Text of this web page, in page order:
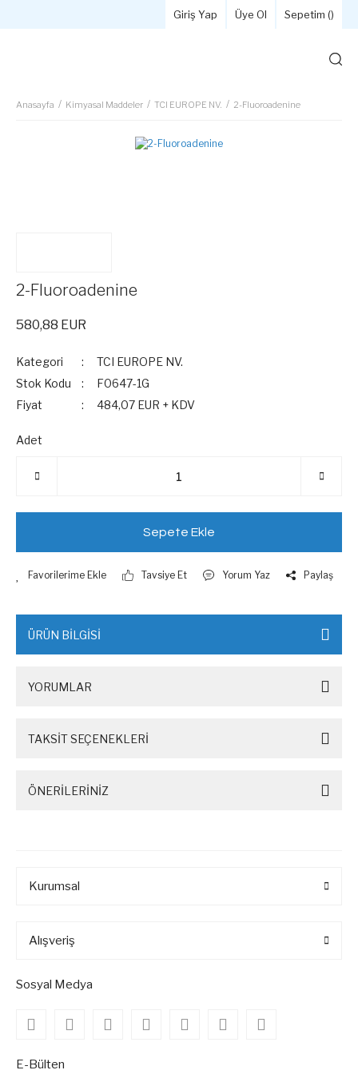
Giriş Yap Üye Ol Sepetim ()
Anasayfa Kimyasal Maddeler TCI EUROPE NV. 2-Fluoroadenine
2-Fluoroadenine
580,88 EUR
Kategori
TCI EUROPE NV.
Stok Kodu
F0647-1G
Fiyat
484,07 EUR + KDV
Adet
Sepete Ekle
Tavsiye Et Yorum Yaz Paylaş
ÜRÜN BİLGİSİ
YORUMLAR
TAKSİT SEÇENEKLERİ
ÖNERİLERİNİZ
Kurumsal
Alışveriş
Sosyal Medya
E-Bülten